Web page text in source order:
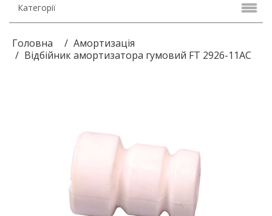
Категорії
Головна
Амортизація
Відбійник амортизатора гумовий FT 2926-11AC